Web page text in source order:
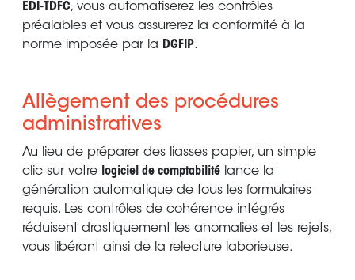
EDI-TDFC, vous automatiserez les contrôles
préalables et vous assurerez la conformité à la
norme imposée par la DGFIP.
Allègement des procédures
administratives
Au lieu de préparer des liasses papier, un simple
clic sur votre logiciel de comptabilité lance la
génération automatique de tous les formulaires
requis. Les contrôles de cohérence intégrés
réduisent drastiquement les anomalies et les rejets,
vous libérant ainsi de la relecture laborieuse.